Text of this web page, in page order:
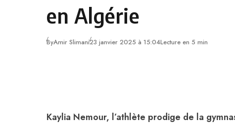
en Algérie
ByAmir Slimani23 janvier 2025 à 15:04Lecture en 5 min
Kaylia Nemour, l’athlète prodige de la